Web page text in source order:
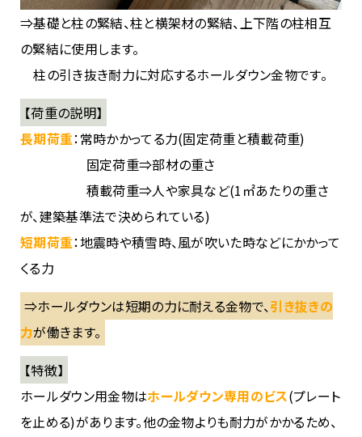
⇒基礎と柱の緊結、柱と横架材の緊結、上下階の柱相互
の緊結に使用します。
柱の引き抜き耐力に対応するホールダウン金物です。
【荷重の説明】
長期荷重：常時かかってる力(固定荷重と積載荷重)
固定荷重⇒部材の重さ
積載荷重⇒人や家具など(1㎡あたりの重さ
が、建築基準法で決められている)
短期荷重：地震時や積雪時、風が吹いた時などにかかって
くる力
⇒ホールダウンは短期の力に耐える金物で、引き抜きの
力が働きます。
【特徴】
ホールダウン用金物はホールダウン専用のビス(プレート
を止める)があります。他の金物よりも耐力がかかるため、